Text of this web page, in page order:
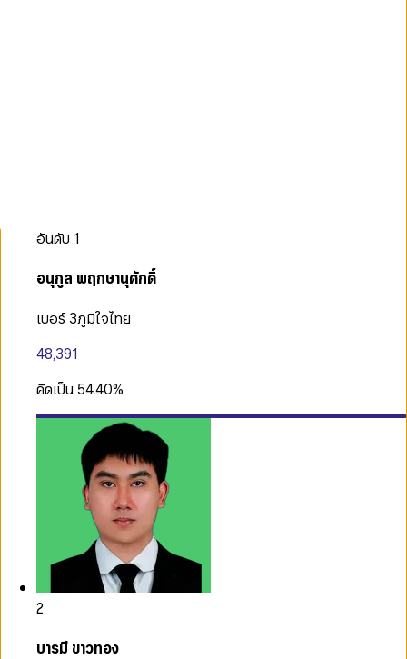
อันดับ 1
อนุกูล พฤกษานุศักดิ์
เบอร์ 3ภูมิใจไทย
48,391
คิดเป็น 54.40%
2
บารมี ขาวทอง